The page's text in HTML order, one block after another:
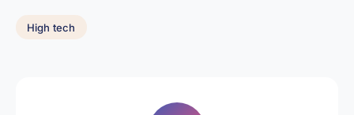
High tech